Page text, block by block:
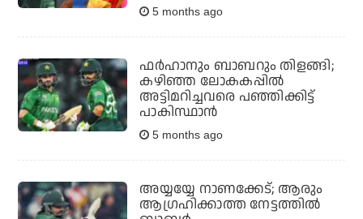
5 months ago
ഫർഹാനും ബാബറും തിളങ്ങി;
കഴിഞ്ഞ ലോകകപ്പിൽ
അട്ടിമറിച്ചവരെ പഞ്ഞിക്കിട്ട്
പാകിസ്ഥാൻ
5 months ago
അയ്യയ്യേ നാണക്കേട്; ആരും
ആഗ്രഹിക്കാത്ത നേട്ടത്തില്‍